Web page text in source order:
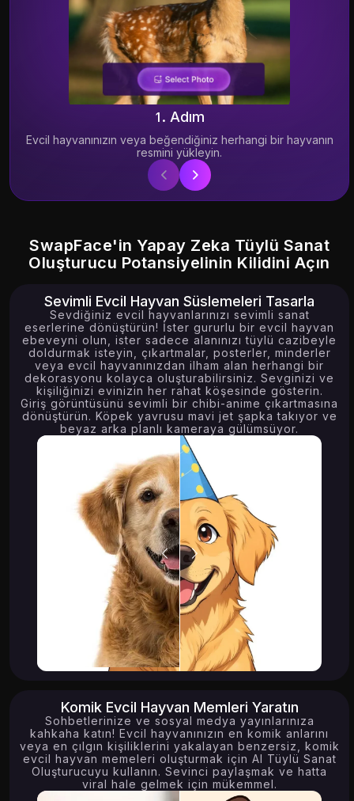
Try
Try
18.15K
Try
6.24K
1. Adım
Evcil hayvanınızın veya beğendiğiniz herhangi bir hayvanın
resmini yükleyin.
SwapFace'in Yapay Zeka Tüylü Sanat
Oluşturucu Potansiyelinin Kilidini Açın
Sevimli Evcil Hayvan Süslemeleri Tasarla
Sevdiğiniz evcil hayvanlarınızı sevimli sanat
eserlerine dönüştürün! İster gururlu bir evcil hayvan
ebeveyni olun, ister sadece alanınızı tüylü cazibeyle
doldurmak isteyin, çıkartmalar, posterler, minderler
veya evcil hayvanınızdan ilham alan herhangi bir
dekorasyonu kolayca oluşturabilirsiniz. Sevginizi ve
kişiliğinizi evinizin her rahat köşesinde gösterin.
Giriş görüntüsünü sevimli bir chibi-anime çıkartmasına
dönüştürün. Köpek yavrusu mavi jet şapka takıyor ve
beyaz arka planlı kameraya gülümsüyor.
Komik Evcil Hayvan Memleri Yaratın
Sohbetlerinize ve sosyal medya yayınlarınıza
kahkaha katın! Evcil hayvanınızın en komik anlarını
veya en çılgın kişiliklerini yakalayan benzersiz, komik
evcil hayvan memeleri oluşturmak için AI Tüylü Sanat
Oluşturucuyu kullanın. Sevinci paylaşmak ve hatta
viral hale gelmek için mükemmel.